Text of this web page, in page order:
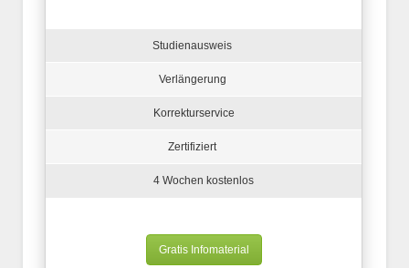
Studienausweis
Verlängerung
Korrekturservice
Zertifiziert
4 Wochen kostenlos
Gratis Infomaterial